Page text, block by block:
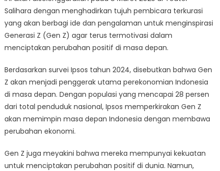
Salihara dengan menghadirkan tujuh pembicara terkurasi
yang akan berbagi ide dan pengalaman untuk menginspirasi
Generasi Z (Gen Z) agar terus termotivasi dalam
menciptakan perubahan positif di masa depan.
Berdasarkan survei Ipsos tahun 2024, disebutkan bahwa Gen
Z akan menjadi penggerak utama perekonomian Indonesia
di masa depan. Dengan populasi yang mencapai 28 persen
dari total penduduk nasional, Ipsos memperkirakan Gen Z
akan memimpin masa depan Indonesia dengan membawa
perubahan ekonomi.
Gen Z juga meyakini bahwa mereka mempunyai kekuatan
untuk menciptakan perubahan positif di dunia. Namun,